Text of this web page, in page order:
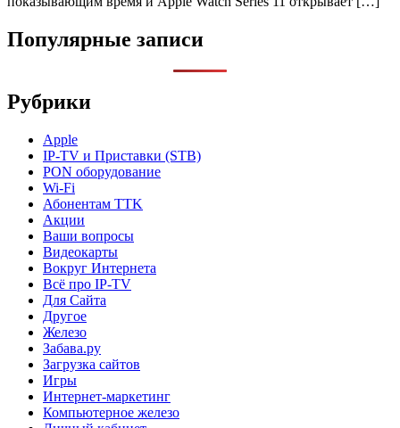
Популярные записи
Рубрики
Apple
IP-TV и Приставки (STB)
PON оборудование
Wi-Fi
Абонентам TTK
Акции
Ваши вопросы
Видеокарты
Вокруг Интернета
Всё про IP-TV
Для Сайта
Другое
Железо
Забава.ру
Загрузка сайтов
Игры
Интернет-маркетинг
Компьютерное железо